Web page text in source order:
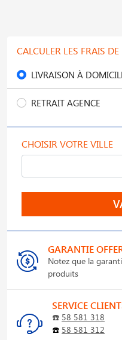
CALCULER LES FRAIS
LIVRAISON À
RETRAIT AGENCE
CHOISIR VOTRE VILLE
GARANTIE
Notez que la
produits
SERVICE
☎️ 58 581 318
☎️ 58 581 312